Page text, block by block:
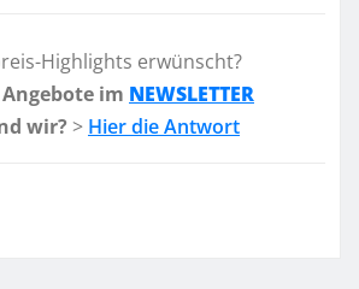
Highlights erwünscht?
im NEWSLETTER
wir? > Hier die Antwort